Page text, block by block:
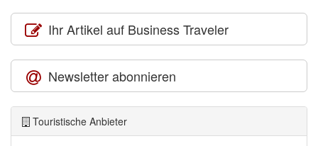
Ihr Artikel auf Business Traveler
Newsletter abonnieren
Touristische Anbieter